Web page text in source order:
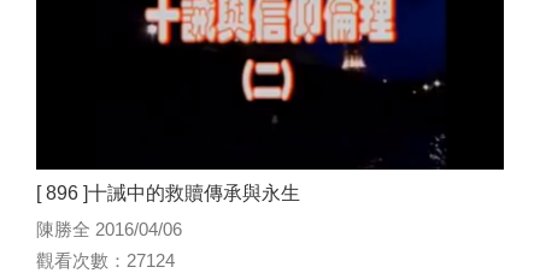
[ 896 ]十誡中的救贖傳承與永生
陳勝全 2016/04/06
觀看次數：27124